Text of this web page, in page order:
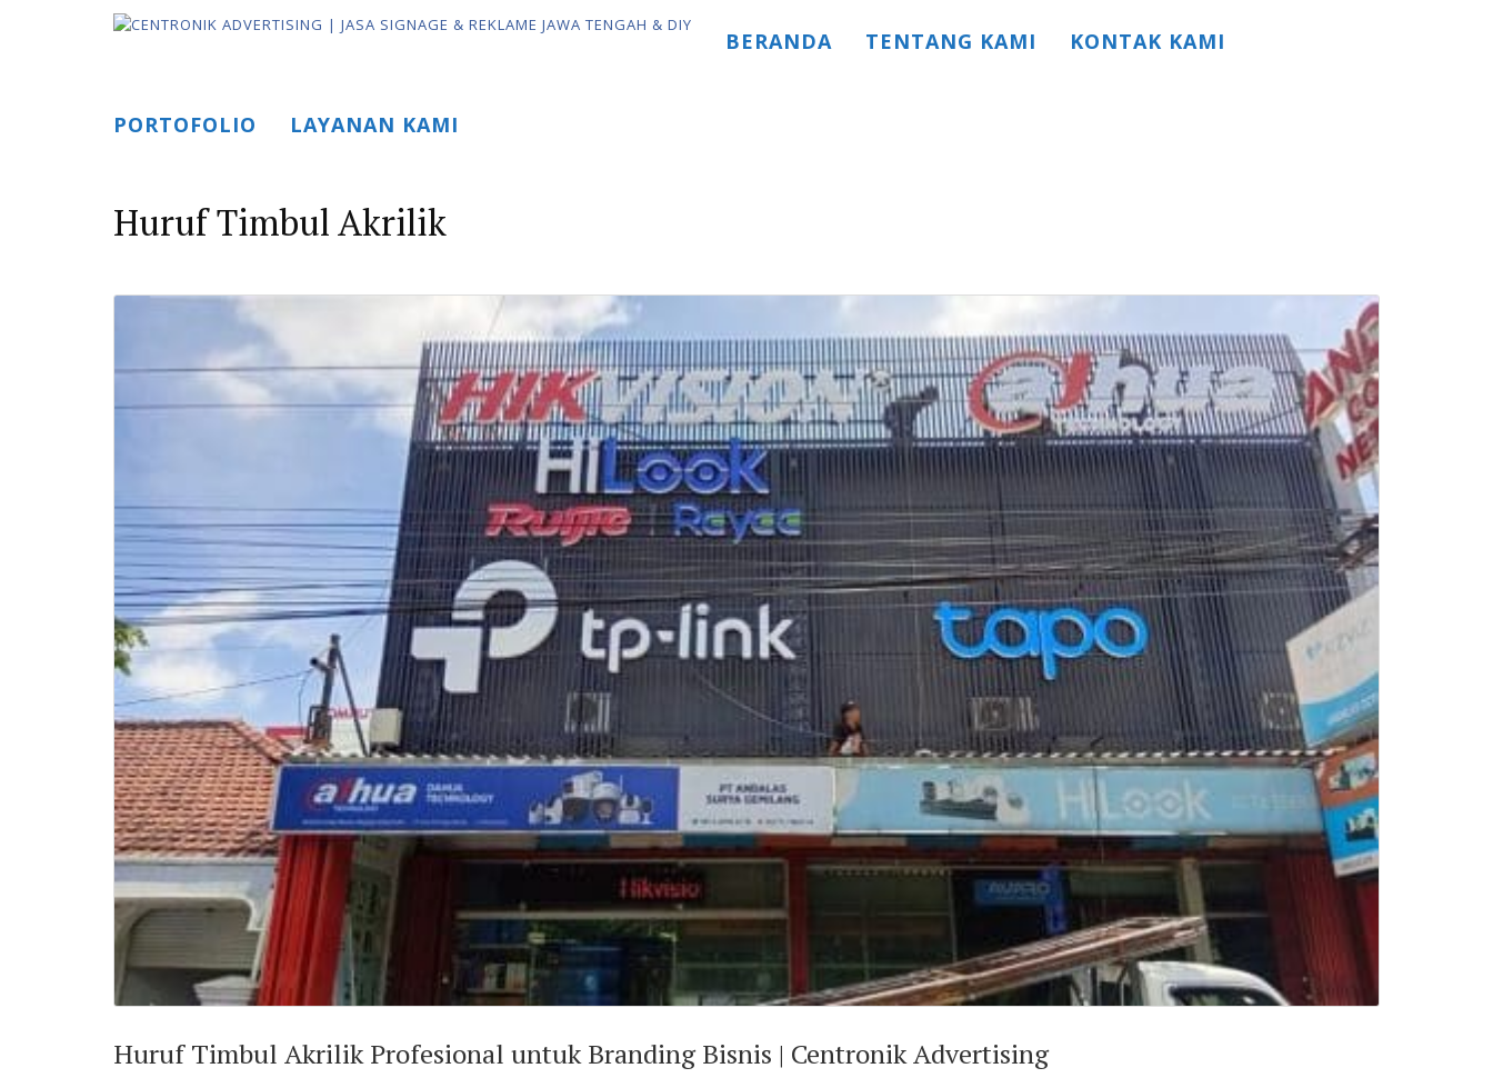
BERANDA TENTANG KAMI KONTAK KAMI
PORTOFOLIO LAYANAN KAMI
Huruf Timbul Akrilik
Huruf Timbul Akrilik Profesional untuk Branding Bisnis | Centronik Advertising